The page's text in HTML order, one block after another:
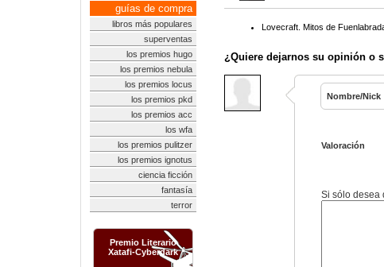
guías de compra
libros más populares
superventas
los premios hugo
los premios nebula
los premios locus
los premios pkd
los premios acc
los wfa
los premios pulitzer
los premios ignotus
ciencia ficción
fantasía
terror
Premio Literario
Xatafi-Cyberdark
Lovecraft. Mitos de
¿Quiere dejarnos su opinión o
Nombre/Nick
Valoración
Si sólo desea